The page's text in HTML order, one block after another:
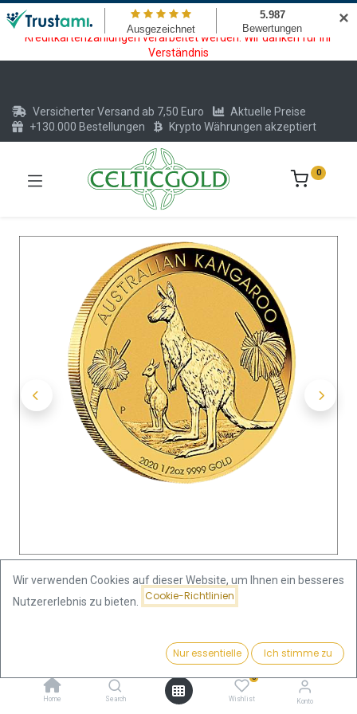
Wartungsarbeiten am Kreditkarten und Krypto Bezahlmodul. In der
Zeit vom 20.07. - 09.08.2026 können keine Krypto oder
Kreditkartenzahlungen verarbeitet werden. Wir danken für Ihr
Verständnis
1.993,94€ Kaufen
Home Search
0
Wishlist Konto
Versicherter Versand ab 7,50 Euro
Aktuelle Preise
+130.000 Bestellungen
Krypto Währungen akzeptiert
0
Känguru 1/2 Unze Goldmünze
2020
Wir verwenden Cookies auf dieser Website, um Ihnen ein besseres
Nutzererlebnis zu bieten.
Cookie-Richtlinien
Nur essentielle Ich stimme zu
✕